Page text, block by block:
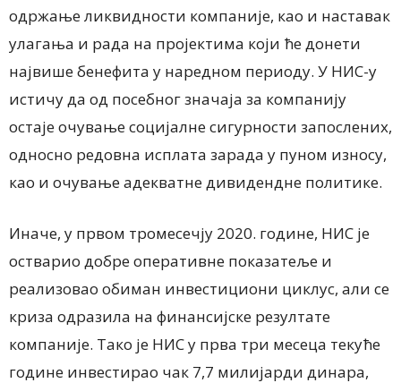
одржање ликвидности компаније, као и наставак
улагања и рада на пројектима који ће донети
највише бенефита у наредном периоду. У НИС-у
истичу да од посебног значаја за компанију
остаје очување социјалне сигурности запослених,
односно редовна исплата зарада у пуном износу,
као и очување адекватне дивидендне политике.
Иначе, у првом тромесечју 2020. године, НИС је
остварио добре оперативне показатеље и
реализовао обиман инвестициони циклус, али се
криза одразила на финансијске резултате
компаније. Тако је НИС у прва три месеца текуће
године инвестирао чак 7,7 милијарди динара,